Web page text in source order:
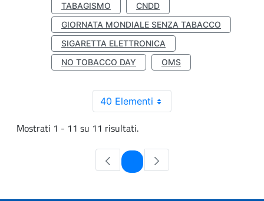
TABAGISMO
CNDD
GIORNATA MONDIALE SENZA TABACCO
SIGARETTA ELETTRONICA
NO TOBACCO DAY
OMS
40 Elementi
Mostrati 1 - 11 su 11 risultati.
Pagina